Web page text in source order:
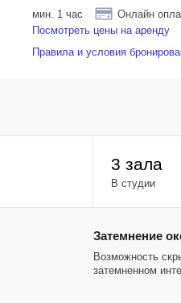
мин. 1 час
Онлайн
Посмотреть цены на аренду
Правила и условия
3 зала
В студии
Затемнение
Возможность
затемненном